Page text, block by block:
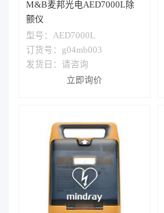
M&B麦邦光电AED7000L除
颤仪
型号： AED7000L
订货号：g04mb003
发货日： 请咨询
立即询价